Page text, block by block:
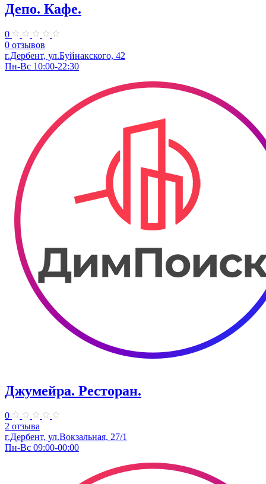
Депо. Кафе.
0
0 отзывов
г.Дербент, ул.Буйнакского, 42
Пн-Вс 10:00-22:30
Джумейра. Ресторан.
0
2 отзыва
г.Дербент, ​ул.Вокзальная, 27/1
Пн-Вс 09:00-00:00